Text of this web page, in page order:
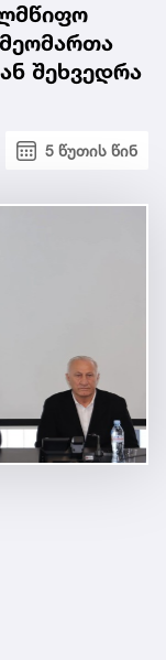
შეხვედრა
5 წუთის წინ